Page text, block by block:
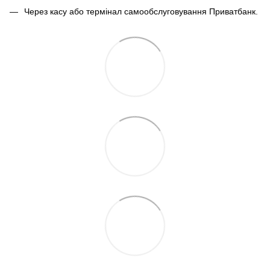
Через касу або термінал самообслуговування Приватбанк.